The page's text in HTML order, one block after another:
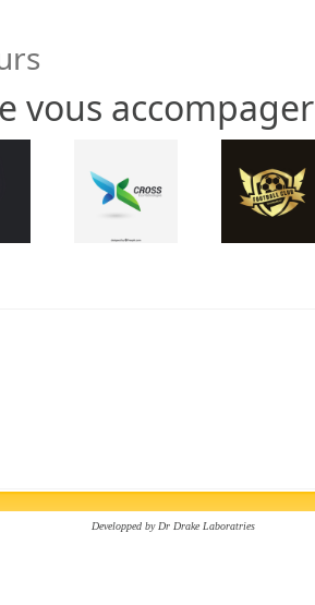
vous accompager
Developped by Dr Drake Laboratries